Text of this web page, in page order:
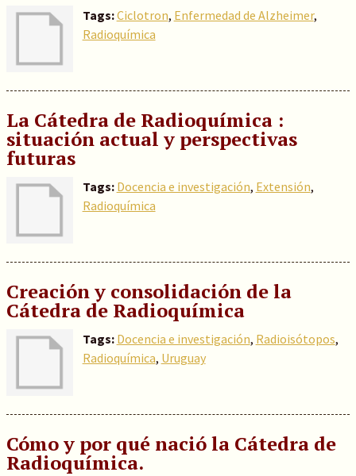
Tags:Ciclotron, Enfermedad de Alzheimer,
Radioquímica
La Cátedra de Radioquímica :
situación actual y perspectivas
futuras
Tags: Docencia e investigación, Extensión,
Radioquímica
Creación y consolidación de la
Cátedra de Radioquímica
Tags: Docencia e investigación, Radioisótopos,
Radioquímica, Uruguay
Cómo y por qué nació la Cátedra de
Radioquímica.